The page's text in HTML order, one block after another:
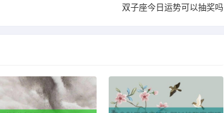
双子座今日运势可以抽奖吗